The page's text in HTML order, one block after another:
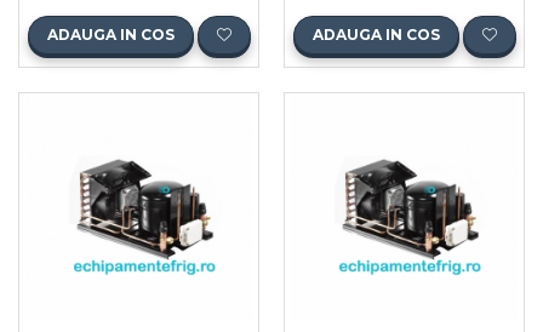
ADAUGA IN COS ADAUGA IN COS